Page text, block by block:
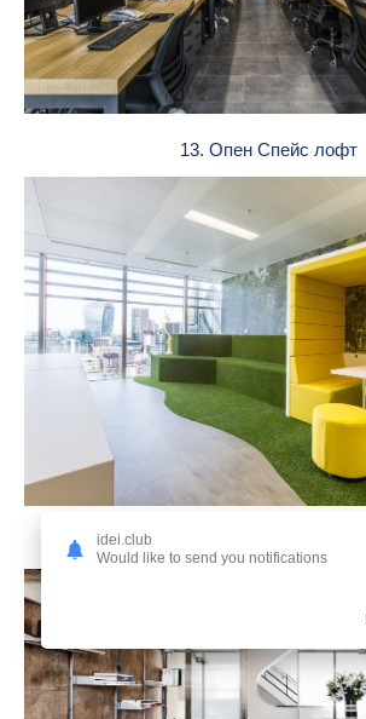
13. Опен Спейс лофт
idei.club
Would like to send you notifications